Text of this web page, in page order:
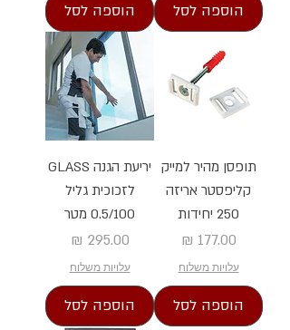
הוספה לסל הוספה לסל
תופסן מהיר למייק
קליפסטר אריזה
250 יחידות
מחיר
עלויות משלוח
הוספה לסל
יריעת הגנה GLASS
לזכוכית גליל
0.5/100 מטר
מחיר
עלויות משלוח
הוספה לסל